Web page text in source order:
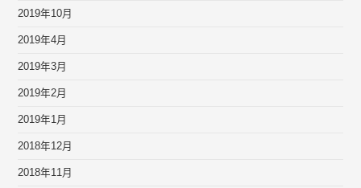
2019年10月
2019年4月
2019年3月
2019年2月
2019年1月
2018年12月
2018年11月